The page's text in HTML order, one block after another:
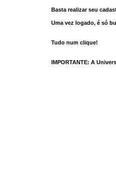
Basta realizar seu
Uma vez logado, é só
Tudo num clique!
IMPORTANTE: A